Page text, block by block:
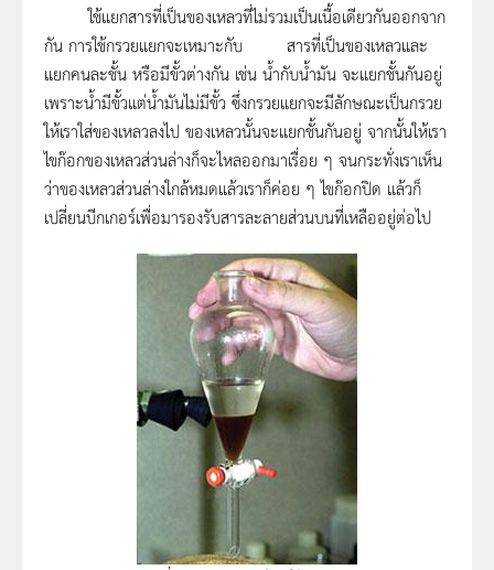
ใช้แยกสารที่เป็นของเหลวที่ไม่รวมเป็นเนื้อเดียวกันออกจาก
กัน การใช้กรวยแยกจะเหมาะกับ สารที่เป็นของเหลวและ
แยกคนละชั้น หรือมีขั้วต่างกัน เช่น น้ำกับน้ำมัน จะแยกชั้นกันอยู่
เพราะน้ำมีขั้วแต่น้ำมันไม่มีขั้ว ซึ่งกรวยแยกจะมีลักษณะเป็นกรวย
ให้เราใส่ของเหลวลงไป ของเหลวนั้นจะแยกชั้นกันอยู่ จากนั้นให้เรา
ไขก๊อกของเหลวส่วนล่างก็จะไหลออกมาเรื่อย ๆ จนกระทั่งเราเห็น
ว่าของเหลวส่วนล่างใกล้หมดแล้วเราก็ค่อย ๆ ไขก๊อกปิด แล้วก็
เปลี่ยนบีกเกอร์เพื่อมารองรับสารละลายส่วนบนที่เหลืออยู่ต่อไป